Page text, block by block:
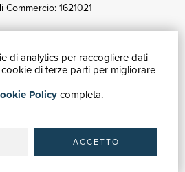
di analytics per raccogliere dati
di terze parti per migliorare
Policycompleta.
ACCETTO
1621021
ACQUISTI
Catalogo
avanzata
Spedizioni